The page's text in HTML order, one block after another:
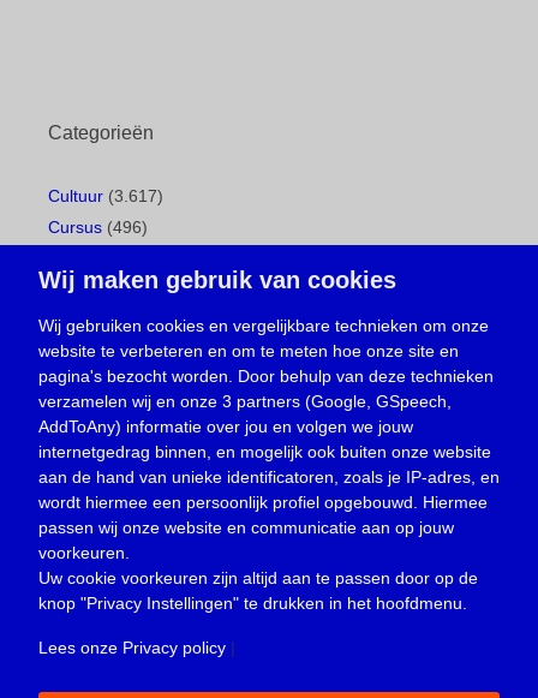
Categorieën
Cultuur (3.617)
Cursus (496)
Gemeentepagina(104)
Ingezonden brief(537)
Media(156)
Nieuws (23.329)
Oproep(734)
Overlijden(39)
Podcast(18)
prijsvraag (5)
Religie (1.438)
Service(226)
Wij maken gebruik van cookies
Wij gebruiken cookies en vergelijkbare technieken om onze
website te verbeteren en om te meten hoe onze site en
pagina's bezocht worden. Door behulp van deze technieken
verzamelen wij en onze 3 partners (Google, GSpeech,
AddToAny) informatie over jou en volgen we jouw
internetgedrag binnen, en mogelijk ook buiten onze website
aan de hand van unieke identificatoren, zoals je IP-adres, en
wordt hiermee een persoonlijk profiel opgebouwd. Hiermee
passen wij onze website en communicatie aan op jouw
voorkeuren.
Uw cookie voorkeuren zijn altijd aan te passen door op de
knop "Privacy Instellingen" te drukken in het hoofdmenu.
Lees onze Privacy policy |